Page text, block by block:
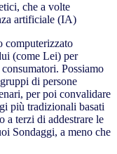
che a volte
artificiale (IA)
computerizzato
(come Lei) per
Possiamo
di persone
per poi convalidare
più tradizionali basati
a terzi di addestrare le
Sondaggi, a meno che